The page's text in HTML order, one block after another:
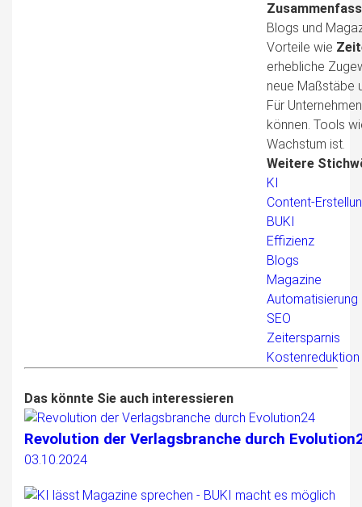
Blogs und
Vorteile wie
erhebliche
neue Maßstäbe
Für
können. Tools
Wachstum ist.
Weitere
KI
Content-
BUKI
Effizienz
Blogs
Magazine
Automatisierung
SEO
Zeitersparnis
Kostenreduktion
Das könnte Sie auch interessieren
Revolution der Verlagsbranche durch
03.10.2024